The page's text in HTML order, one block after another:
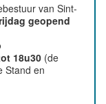
van Sint-
geopend
18u30 (de
Stand en